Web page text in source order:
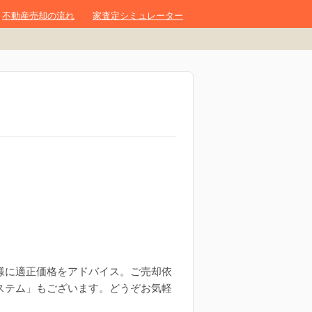
不動産売却の流れ 家査定シミュレーター
適正価格をアドバイス。ご売却依
ム」もございます。どうぞお気軽